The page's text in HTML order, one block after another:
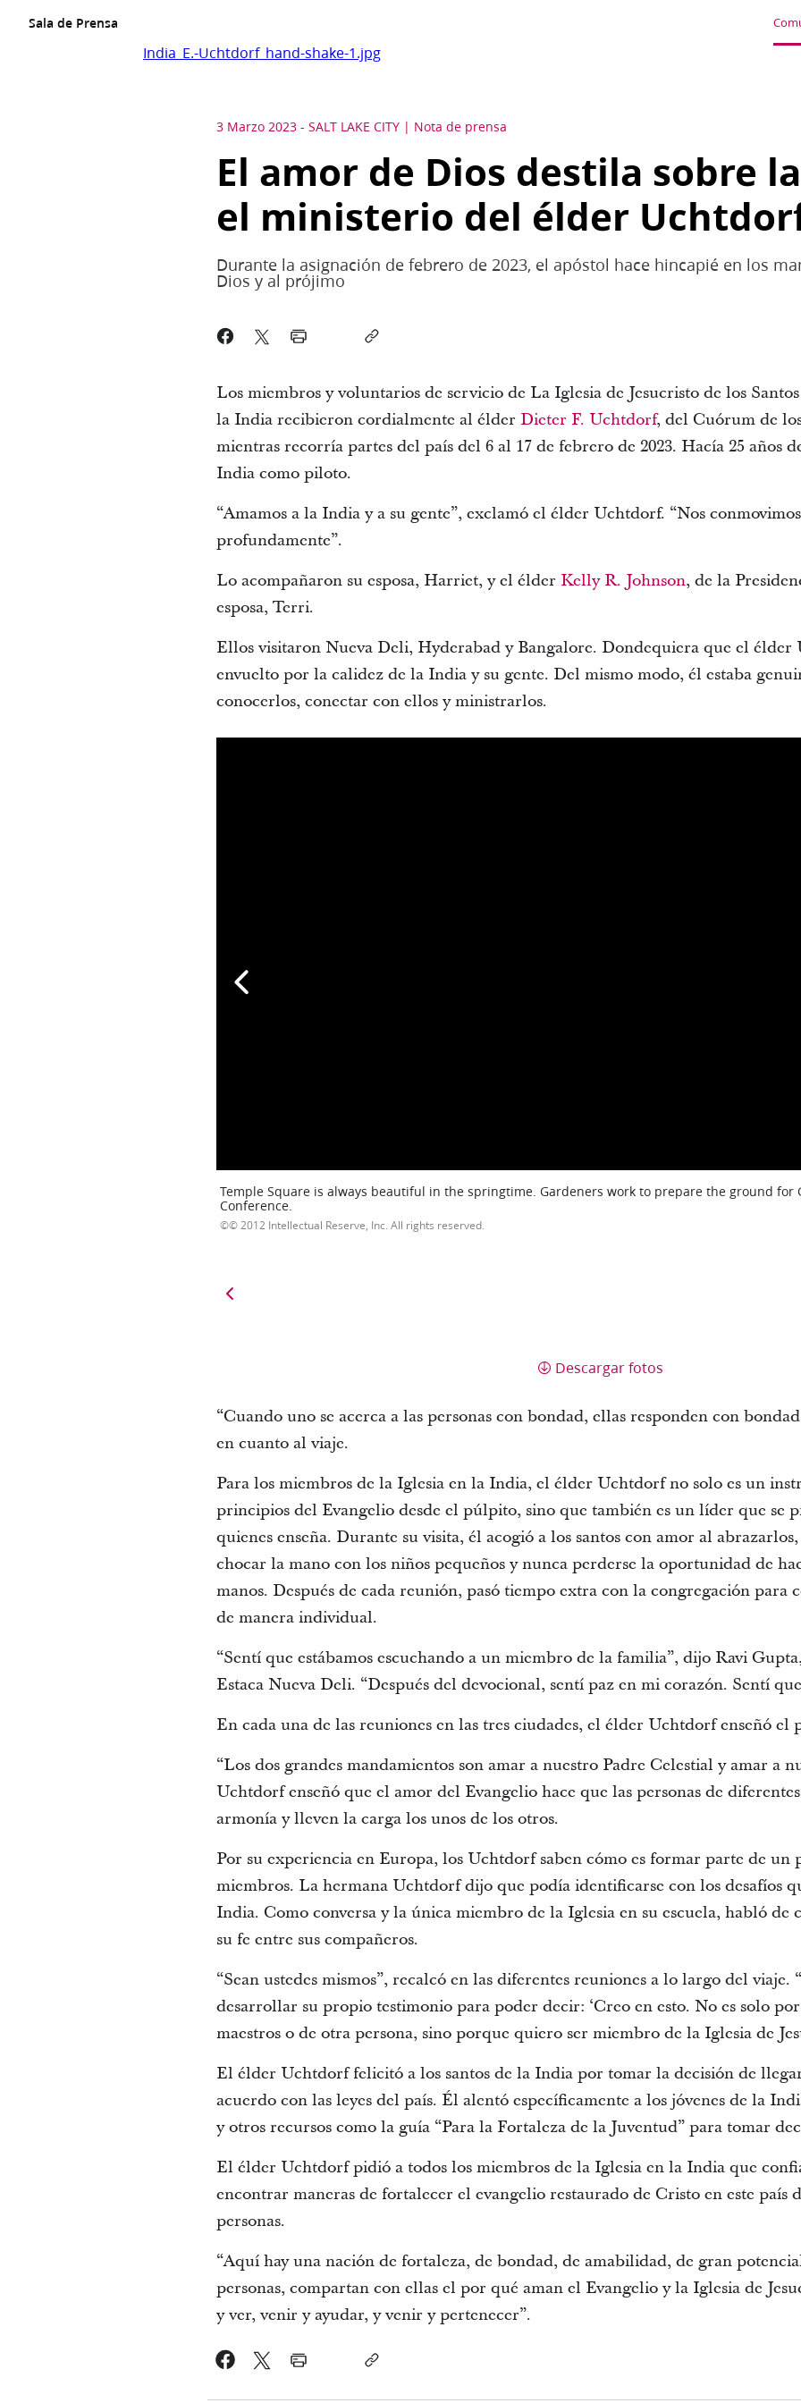
Sala de Prensa
India_E.-Uchtdorf_hand-shake-1.jpg
3 Marzo 2023 - SALT LAKE CITY Nota de prensa
El amor de Dios destila sobre
el ministerio del élder
Durante la asignación de febrero de 2023, el apóstol hace hincapié en los
Dios y al prójimo
Los miembros y voluntarios de servicio de La Iglesia de Jesucristo de los
la India recibieron cordialmente al élder Dieter F. Uchtdorf, del Cuórum de
mientras recorría partes del país del 6 al 17 de febrero de 2023. Hacía 25 años
India como piloto.
“Amamos a la India y a su gente”, exclamó el élder Uchtdorf. “Nos
profundamente”.
Lo acompañaron su esposa, Harriet, y el élder Kelly R. Johnson, de la
esposa, Terri.
Ellos visitaron Nueva Deli, Hyderabad y Bangalore. Dondequiera que el élder
envuelto por la calidez de la India y su gente. Del mismo modo, él estaba
conocerlos, conectar con ellos y ministrarlos.
Temple Square is always beautiful in the springtime. Gardeners work to prepare the ground for
Conference.
© 2012 Intellectual Reserve, Inc. All rights reserved.
Descargar fotos
“Cuando uno se acerca a las personas con bondad, ellas responden con
en cuanto al viaje.
Para los miembros de la Iglesia en la India, el élder Uchtdorf no solo es un
principios del Evangelio desde el púlpito, sino que también es un líder que se
quienes enseña. Durante su visita, él acogió a los santos con amor al
chocar la mano con los niños pequeños y nunca perderse la oportunidad de
manos. Después de cada reunión, pasó tiempo extra con la congregación para
de manera individual.
“Sentí que estábamos escuchando a un miembro de la familia”, dijo Ravi
Estaca Nueva Deli. “Después del devocional, sentí paz en mi corazón. Sentí
En cada una de las reuniones en las tres ciudades, el élder Uchtdorf enseñó
“Los dos grandes mandamientos son amar a nuestro Padre Celestial y amar a
Uchtdorf enseñó que el amor del Evangelio hace que las personas de
armonía y lleven la carga los unos de los otros.
Por su experiencia en Europa, los Uchtdorf saben cómo es formar parte de un
miembros. La hermana Uchtdorf dijo que podía identificarse con los desafíos
India. Como conversa y la única miembro de la Iglesia en su escuela, habló de
su fe entre sus compañeros.
“Sean ustedes mismos”, recalcó en las diferentes reuniones a lo largo del viaje.
desarrollar su propio testimonio para poder decir: ‘Creo en esto. No es solo
maestros o de otra persona, sino porque quiero ser miembro de la Iglesia de
El élder Uchtdorf felicitó a los santos de la India por tomar la decisión de
acuerdo con las leyes del país. Él alentó específicamente a los jóvenes de la
y otros recursos como la guía “Para la Fortaleza de la Juventud” para tomar
El élder Uchtdorf pidió a todos los miembros de la Iglesia en la India que
encontrar maneras de fortalecer el evangelio restaurado de Cristo en este país
personas.
“Aquí hay una nación de fortaleza, de bondad, de amabilidad, de gran
personas, compartan con ellas el por qué aman el Evangelio y la Iglesia de
y ver, venir y ayudar, y venir y pertenecer”.